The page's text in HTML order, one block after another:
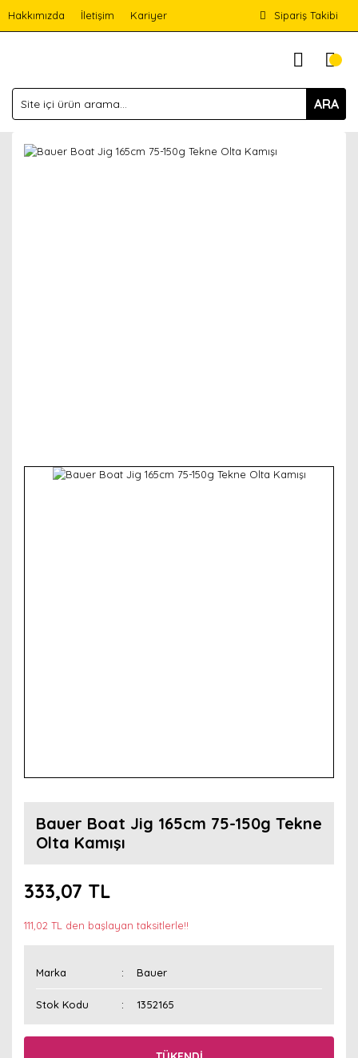
Hakkımızda İletişim Kariyer Sipariş Takibi
ARA
Bauer Boat Jig 165cm 75-150g Tekne
Olta Kamışı
333,07 TL
111,02 TL den başlayan taksitlerle!!
Marka Bauer
Stok Kodu 1352165